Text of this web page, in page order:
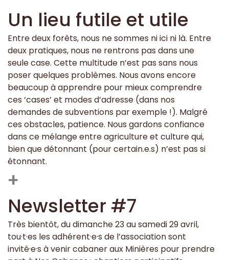
Un lieu futile et utile
Entre deux forêts, nous ne sommes ni ici ni là. Entre
deux pratiques, nous ne rentrons pas dans une
seule case. Cette multitude n’est pas sans nous
poser quelques problèmes. Nous avons encore
beaucoup à apprendre pour mieux comprendre
ces ‘cases’ et modes d’adresse (dans nos
demandes de subventions par exemple !). Malgré
ces obstacles, patience. Nous gardons confiance
dans ce mélange entre agriculture et culture qui,
bien que détonnant (pour certain.e.s) n’est pas si
étonnant.
+
Newsletter #7
Très bientôt, du dimanche 23 au samedi 29 avril,
tou·t·es les adhérent·e·s de l’association sont
invité·e·s à venir cabaner aux Minières pour prendre